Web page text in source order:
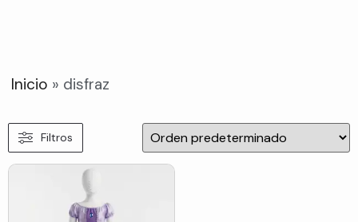
Inicio » disfraz
Filtros